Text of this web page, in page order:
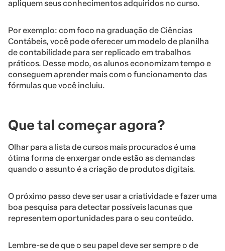
apliquem seus conhecimentos adquiridos no curso.
Por exemplo: com foco na graduação de Ciências
Contábeis, você pode oferecer um modelo de planilha
de contabilidade para ser replicado em trabalhos
práticos. Desse modo, os alunos economizam tempo e
conseguem aprender mais com o funcionamento das
fórmulas que você incluiu.
Que tal começar agora?
Olhar para a lista de cursos mais procurados é uma
ótima forma de enxergar onde estão as demandas
quando o assunto é a criação de produtos digitais.
O próximo passo deve ser usar a criatividade e fazer uma
boa pesquisa para detectar possíveis lacunas que
representem oportunidades para o seu conteúdo.
Lembre-se de que o seu papel deve ser sempre o de